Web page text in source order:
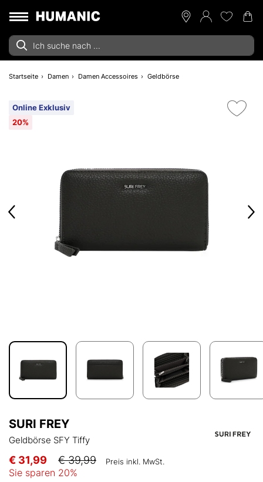
Startseite Damen Damen Accessoires Geldbörse
Online Exklusiv
20%
SURI FREY
Geldbörse SFY Tiffy
€ 31,99 € 39,99 Preis inkl. MwSt.
Sie sparen 20%